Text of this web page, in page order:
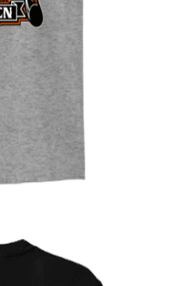
Street Rubber
€